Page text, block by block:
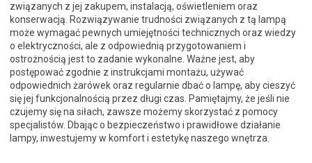
związanych z jej zakupem, instalacją, oświetleniem oraz
konserwacją. Rozwiązywanie trudności związanych z tą lampą
może wymagać pewnych umiejętności technicznych oraz wiedzy
o elektryczności, ale z odpowiednią przygotowaniem i
ostrożnością jest to zadanie wykonalne. Ważne jest, aby
postępować zgodnie z instrukcjami montażu, używać
odpowiednich żarówek oraz regularnie dbać o lampę, aby cieszyć
się jej funkcjonalnością przez długi czas. Pamiętajmy, że jeśli nie
czujemy się na siłach, zawsze możemy skorzystać z pomocy
specjalistów. Dbając o bezpieczeństwo i prawidłowe działanie
lampy, inwestujemy w komfort i estetykę naszego wnętrza.